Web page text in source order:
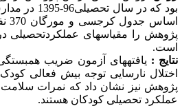
بود که
است.
نتایج : یافته­های آزمون ضریب
اختلال نارسایی توجه­ بیش ­فعالی
پژوهش نیز نشان داد که نمرات
عملکرد تحصیلی کودکان هستند.